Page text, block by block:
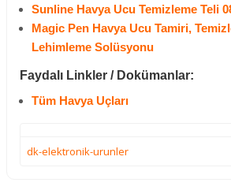
Sunline Havya Ucu Temizleme Teli
Magic Pen Havya Ucu Tamiri,
Lehimleme Solüsyonu
Faydalı Linkler / Dokümanlar:
Tüm Havya Uçları
dk-elektronik-urunler